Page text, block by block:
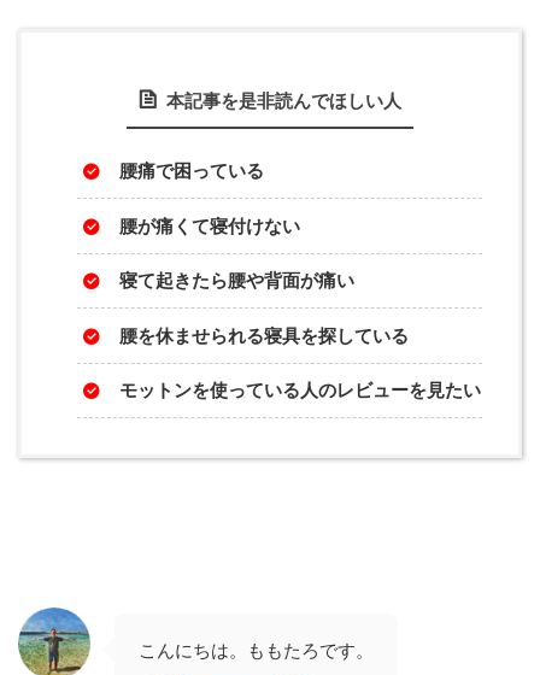
本記事を是非読んでほしい人
腰痛で困っている
腰が痛くて寝付けない
寝て起きたら腰や背面が痛い
腰を休ませられる寝具を探している
モットンを使っている人のレビューを見たい
こんにちは。ももたろです。